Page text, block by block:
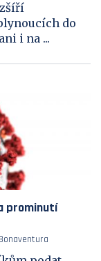
do
i na ...
prominutí